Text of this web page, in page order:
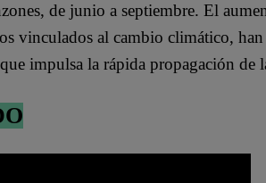
de junio a septiembre. El
vinculados al cambio climático,
impulsa la rápida propagación de